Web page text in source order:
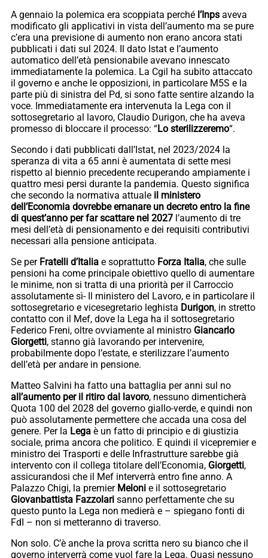
A gennaio la polemica era scoppiata perché l’Inps aveva
modificato gli applicativi in vista dell’aumento ma se pure
c’era una previsione di aumento non erano ancora stati
pubblicati i dati sul 2024. Il dato Istat e l’aumento
automatico dell’età pensionabile avevano innescato
immediatamente la polemica. La Cgil ha subito attaccato
il governo e anche le opposizioni, in particolare M5S e la
parte più di sinistra del Pd, si sono fatte sentire alzando la
voce. Immediatamente era intervenuta la Lega con il
sottosegretario al lavoro, Claudio Durigon, che ha aveva
promesso di bloccare il processo: “Lo sterilizzeremo“.
Secondo i dati pubblicati dall’Istat, nel 2023/2024 la
speranza di vita a 65 anni è aumentata di sette mesi
rispetto al biennio precedente recuperando ampiamente i
quattro mesi persi durante la pandemia. Questo significa
che secondo la normativa attuale il ministero
dell’Economia dovrebbe emanare un decreto entro la fine
di quest’anno per far scattare nel 2027 l’aumento di tre
mesi dell’età di pensionamento e dei requisiti contributivi
necessari alla pensione anticipata.
Se per Fratelli d’Italia e soprattutto Forza Italia, che sulle
pensioni ha come principale obiettivo quello di aumentare
le minime, non si tratta di una priorità per il Carroccio
assolutamente sì- Il ministero del Lavoro, e in particolare il
sottosegretario e vicesegretario leghista Durigon, in stretto
contatto con il Mef, dove la Lega ha il sottosegretario
Federico Freni, oltre ovviamente al ministro Giancarlo
Giorgetti, stanno già lavorando per intervenire,
probabilmente dopo l’estate, e sterilizzare l’aumento
dell’età per andare in pensione.
Matteo Salvini ha fatto una battaglia per anni sul no
all’aumento per il ritiro dal lavoro, nessuno dimenticherà
Quota 100 del 2028 del governo giallo-verde, e quindi non
può assolutamente permettere che accada una cosa del
genere. Per la Lega è un fatto di principio e di giustizia
sociale, prima ancora che politico. E quindi il vicepremier e
ministro dei Trasporti e delle Infrastrutture sarebbe già
intervento con il collega titolare dell’Economia, Giorgetti,
assicurandosi che il Mef interverrà entro fine anno. A
Palazzo Chigi, la premier Meloni e il sottosegretario
Giovanbattista Fazzolari sanno perfettamente che su
questo punto la Lega non medierà e – spiegano fonti di
FdI – non si metteranno di traverso.
Non solo. C’è anche la prova scritta nero su bianco che il
governo interverrà come vuol fare la Lega. Quasi nessuno